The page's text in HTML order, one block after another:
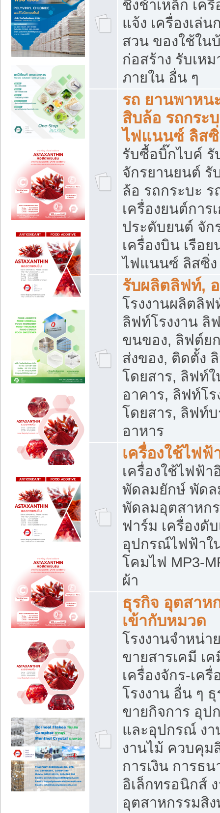
ชิงช้าเหล็ก เค
แจ้ง เครื่องเล่น
สวน ของใช้ใน
ก่อสร้าง รับเห
ภายใน อื่น ๆ
รถ ยานพาหน
สิบล้อ รถกระ
ไฟแนนซ์ ลิส
รับซื้อบิ๊กไบค์
จักรยานยนต์ รั
ล้อ รถกระบะ
เครื่องยนต์การ
ประดับยนต์ จัก
เครื่องบิน เรือ
ไฟแนนซ์ ลิสซิ่ง
รับผลิตลิฟท์,
โรงงานผลิตลิ
ลิฟท์โรงงาน ลิ
ขนของ, ลิฟต์ย
ส่งของ, ติดตั้ง
โดยสาร, ลิฟท์
อาคาร, ลิฟท์โ
โดยสาร, ลิฟท์
อาหาร
เครื่องใช้ไฟฟ้
เครื่องใช้ไฟฟ้า
พัดลมยักษ์ พัด
พัดลมอุตสาหก
ฟาร์ม เครื่องดั
อุปกรณ์ไฟฟ้าใ
โคมไฟ MP3-
ผ้า
ธุรกิจ อุตสาห
เข้ากับหมวด
โรงงานจำหน่
ขายสารเคมี เ
เครื่องจักร-เค
โรงงาน อื่น ๆ
ขายกิจการ อุป
และอุปกรณ์ ง
งานไม้ ควบคุม
การเงิน การธ
อิเล็กทรอนิกส์
อุตสาหกรรมสิ